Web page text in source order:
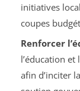
initiatives
coupes
Renforcer
l’éducation
afin d’inciter